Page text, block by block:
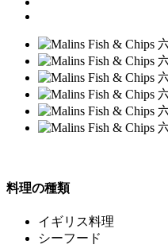
料理の種類
イギリス料理
シーフード